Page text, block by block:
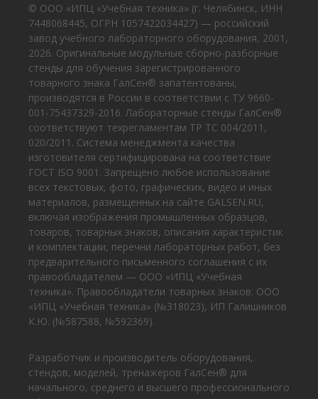
© ООО «ИПЦ «Учебная техника» (г. Челябинск, ИНН
7448068445, ОГРН 1057422034427) — российский
завод учебного лабораторного оборудования, 2001,
2026. Оригинальные модульные сборно-разборные
стенды для обучения зарегистрированного
товарного знака ГалСен® запатентованы,
производятся в России в соответствии с ТУ 9660-
001-75437329-2016. Лабораторные стенды ГалСен®
соответствуют техрегламентам ТР ТС 004/2011,
020/2011. Система менеджмента качества
изготовителя сертифицирована на соответствие
ГОСТ ISO 9001. Запрещено любое использование
всех текстовых, фото, графических, видео и иных
материалов, размещенных на сайте GALSEN.RU,
включая изображения промышленных образцов,
товаров, товарных знаков, описания характеристик
и комплектации, перечни лабораторных работ, без
предварительного письменного соглашения с их
правообладателем — ООО «ИПЦ «Учебная
техника». Правообладатели товарных знаков: ООО
«ИПЦ «Учебная техника» (№318023), ИП Галишников
К.Ю. (№587588, №592369).
Разработчик и производитель оборудования,
стендов, моделей, тренажеров ГалСен® для
начального, среднего и высшего профессионального